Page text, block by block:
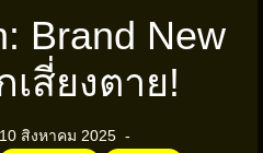
Brand New
เสี่ยงตาย!
10 สิงหาคม 2025